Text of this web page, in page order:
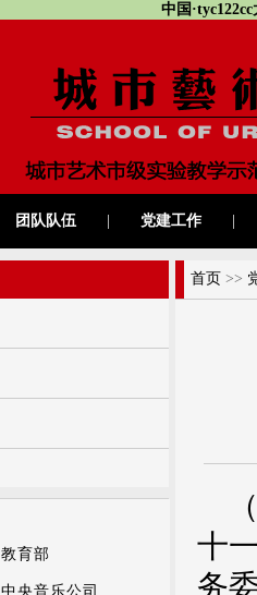
中国
团队队伍 党建工作
首页 >>
十
务
教育部
中央音乐公司